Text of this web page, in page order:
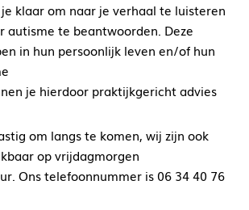
klaar om naar je verhaal te luisteren
autisme te beantwoorden. Deze
in hun persoonlijk leven en/of hun
je hierdoor praktijkgericht advies
om langs te komen, wij zijn ook
op vrijdagmorgen
Ons telefoonnummer is 06 34 40 76